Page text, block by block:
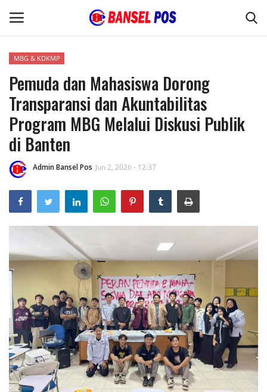
Home
Kode Etik Jurnalistik
Pedoman Media Siber
Budaya
Wisata
Kontak
Opini
Kecamatan
Redaksi
Kodam 3/Siliwangi
Presiden dan Wakil Presiden RI
MBG & KDKMP
Pemuda dan Mahasiswa Dorong
Transparansi dan Akuntabilitas
Program MBG Melalui Diskusi Publik
di Banten
Admin Bansel Pos Jun 2, 2026 - 12:37